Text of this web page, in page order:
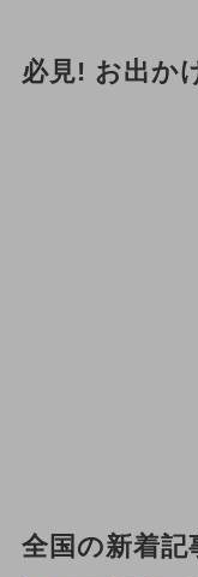
必見! お出か
全国の新着記